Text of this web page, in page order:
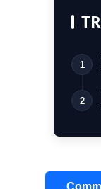
1
2